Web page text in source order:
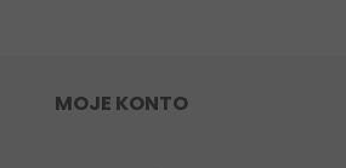
MOJE KONTO